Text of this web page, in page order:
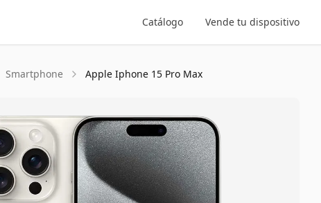
Catálogo Vende tu dispositivo
Smartphone Apple Iphone 15 Pro Max